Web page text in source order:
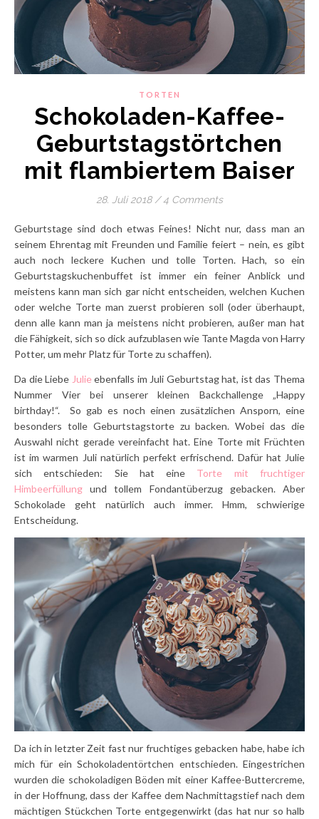
TORTEN
Schokoladen-Kaffee-
Geburtstagstörtchen
mit flambiertem Baiser
28. Juli 2018 / 4 Comments
Geburtstage sind doch etwas Feines! Nicht nur, dass man an
seinem Ehrentag mit Freunden und Familie feiert – nein, es gibt
auch noch leckere Kuchen und tolle Torten. Hach, so ein
Geburtstagskuchenbuffet ist immer ein feiner Anblick und
meistens kann man sich gar nicht entscheiden, welchen Kuchen
oder welche Torte man zuerst probieren soll (oder überhaupt,
denn alle kann man ja meistens nicht probieren, außer man hat
die Fähigkeit, sich so dick aufzublasen wie Tante Magda von Harry
Potter, um mehr Platz für Torte zu schaffen).
Da die Liebe Julie ebenfalls im Juli Geburtstag hat, ist das Thema
Nummer Vier bei unserer kleinen Backchallenge „Happy
birthday!“. So gab es noch einen zusätzlichen Ansporn, eine
besonders tolle Geburtstagstorte zu backen. Wobei das die
Auswahl nicht gerade vereinfacht hat. Eine Torte mit Früchten
ist im warmen Juli natürlich perfekt erfrischend. Dafür hat Julie
sich entschieden: Sie hat eine Torte mit fruchtiger
Himbeerfüllung und tollem Fondantüberzug gebacken. Aber
Schokolade geht natürlich auch immer. Hmm, schwierige
Entscheidung.
Da ich in letzter Zeit fast nur fruchtiges gebacken habe, habe ich
mich für ein Schokoladentörtchen entschieden. Eingestrichen
wurden die schokoladigen Böden mit einer Kaffee-Buttercreme,
in der Hoffnung, dass der Kaffee dem Nachmittagstief nach dem
mächtigen Stückchen Torte entgegenwirkt (das hat nur so halb